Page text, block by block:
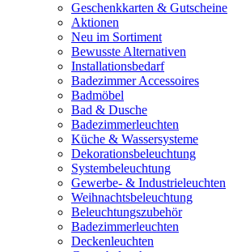
Geschenkkarten & Gutscheine
Aktionen
Neu im Sortiment
Bewusste Alternativen
Installationsbedarf
Badezimmer Accessoires
Badmöbel
Bad & Dusche
Badezimmerleuchten
Küche & Wassersysteme
Dekorationsbeleuchtung
Systembeleuchtung
Gewerbe- & Industrieleuchten
Weihnachtsbeleuchtung
Beleuchtungszubehör
Badezimmerleuchten
Deckenleuchten